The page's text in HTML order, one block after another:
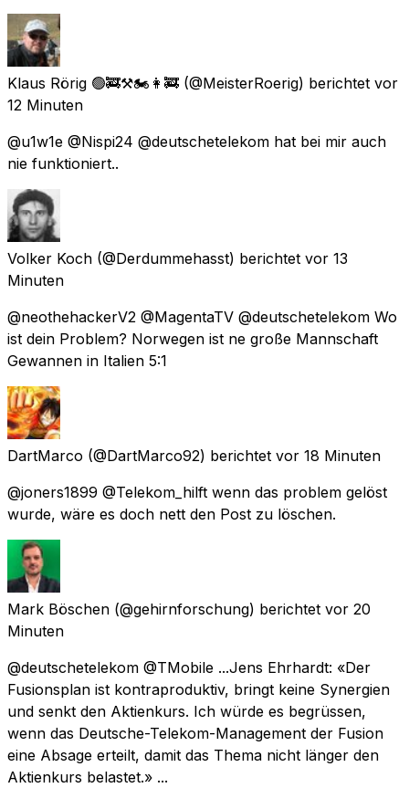
Klaus Rörig 🟢🚒⚒🏍👩‍🚒 (@MeisterRoerig) berichtet vor
12 Minuten
@u1w1e @Nispi24 @deutschetelekom hat bei mir auch
nie funktioniert..
Volker Koch (@Derdummehasst) berichtet vor 13
Minuten
@neothehackerV2 @MagentaTV @deutschetelekom Wo
ist dein Problem? Norwegen ist ne große Mannschaft
Gewannen in Italien 5:1
DartMarco (@DartMarco92) berichtet vor 18 Minuten
@joners1899 @Telekom_hilft wenn das problem gelöst
wurde, wäre es doch nett den Post zu löschen.
Mark Böschen (@gehirnforschung) berichtet vor 20
Minuten
@deutschetelekom @TMobile ...Jens Ehrhardt: «Der
Fusionsplan ist kontraproduktiv, bringt keine Synergien
und senkt den Aktienkurs. Ich würde es begrüssen,
wenn das Deutsche-Telekom-Management der Fusion
eine Absage erteilt, damit das Thema nicht länger den
Aktienkurs belastet.» ...